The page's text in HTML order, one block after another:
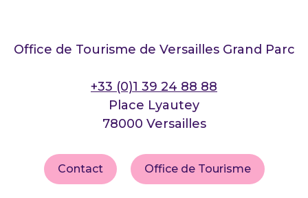
Office de Tourisme de Versailles Grand Parc
+33 (0)1 39 24 88 88
Place Lyautey
78000 Versailles
Contact Office de Tourisme